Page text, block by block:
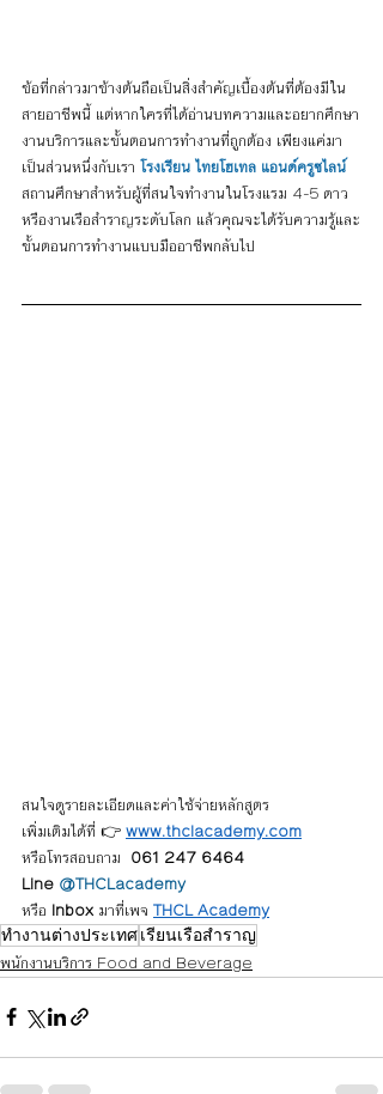
ข้อที่กล่าวมาข้างต้นถือเป็นสิ่งสำคัญเบื้องต้นที่ต้องมีใน
สายอาชีพนี้ แต่หากใครที่ได้อ่านบทความและอยากศึกษา
งานบริการและขั้นตอนการทำงานที่ถูกต้อง เพียงแค่มา
เป็นส่วนหนึ่งกับเรา โรงเรียน ไทยโฮเทล แอนด์ครูซไลน์
สถานศึกษาสำหรับผู้ที่สนใจทำงานในโรงแรม 4-5 ดาว
หรืองานเรือสำราญระดับโลก แล้วคุณจะได้รับความรู้และ
ขั้นตอนการทำงานแบบมืออาชีพกลับไป
สนใจดูรายละเอียดและค่าใช้จ่ายหลักสูตร
เพิ่มเติมได้ที่ 👉 www.thclacademy.com
หรือโทรสอบถาม 061 247 6464
Line @THCLacademy
หรือ Inbox มาที่เพจ THCL Academy
ทำงานต่างประเทศเรียนเรือสำราญ
พนักงานบริการ Food and Beverage